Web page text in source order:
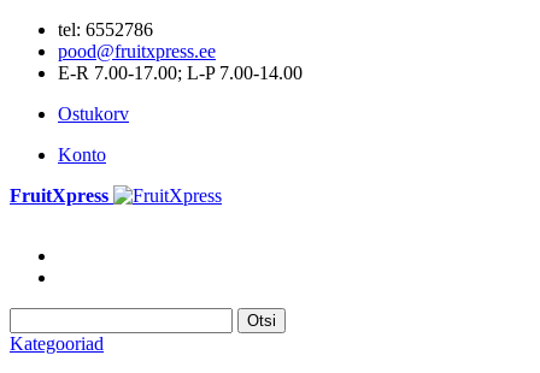
tel: 6552786
pood@fruitxpress.ee
E-R 7.00-17.00; L-P 7.00-14.00
Ostukorv
Konto
FruitXpress
Otsi
Kategooriad